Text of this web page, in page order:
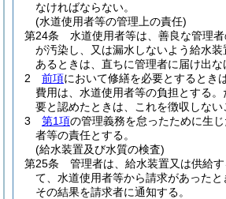
なければならない。
(水道使用者等の管理上の責任)
第24条
水道使用者等は、善良な管理
が汚染し、又は漏水しないよう給水
あるときは、直ちに管理者に届け出な
2
前項において修繕を必要とするとき
費用は、水道使用者等の負担とする。
要と認めたときは、これを徴収しない
3
第1項の管理義務を怠ったために生
者等の責任とする。
(給水装置及び水質の検査)
第25条
管理者は、給水装置又は供給
て、水道使用者等から請求があったと
その結果を請求者に通知する。